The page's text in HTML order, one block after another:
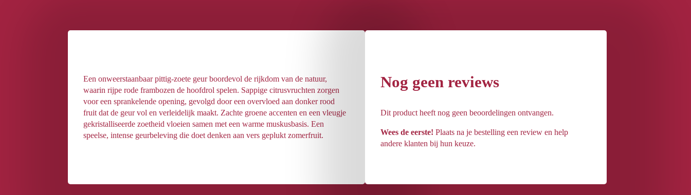
Een onweerstaanbaar pittig-zoete geur boordevol de rijkdom van de natuur,
waarin rijpe rode frambozen de hoofdrol spelen. Sappige citrusvruchten zorgen
voor een sprankelende opening, gevolgd door een overvloed aan donker rood
fruit dat de geur vol en verleidelijk maakt. Zachte groene accenten en een vleugje
gekristalliseerde zoetheid vloeien samen met een warme muskusbasis. Een
speelse, intense geurbeleving die doet denken aan vers geplukt zomerfruit.
Nog geen reviews
Dit product heeft nog geen beoordelingen ontvangen.
Wees de eerste! Plaats na je bestelling een review en help
andere klanten bij hun keuze.